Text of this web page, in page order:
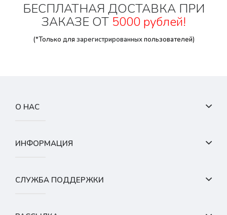
БЕСПЛАТНАЯ ДОСТАВКА ПРИ
ЗАКАЗЕ ОТ 5000 рублей!
(*Только для зарегистрированныхпользователей)
О НАС
ИНФОРМАЦИЯ
СЛУЖБА ПОДДЕРЖКИ